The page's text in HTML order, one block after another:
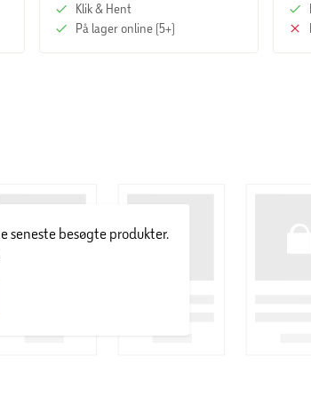
Klik & Hent
På lager online (5+)
seneste besøgte produkter.